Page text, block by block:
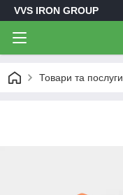
VVS IRON GROUP
Товари та послуги